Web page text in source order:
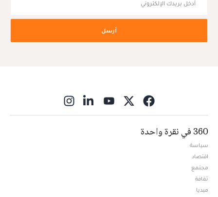
أرسل
360 في نقرة واحدة
سياسة
اقتصاد
مجتمع
ثقافة
ميديا